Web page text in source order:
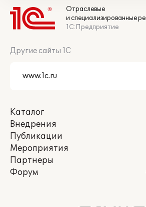
Отраслевые
и специализированные
1С:Предприятие
Другие сайты 1С
Каталог
Внедрения
Публикации
Мероприятия
Партнеры
Форум